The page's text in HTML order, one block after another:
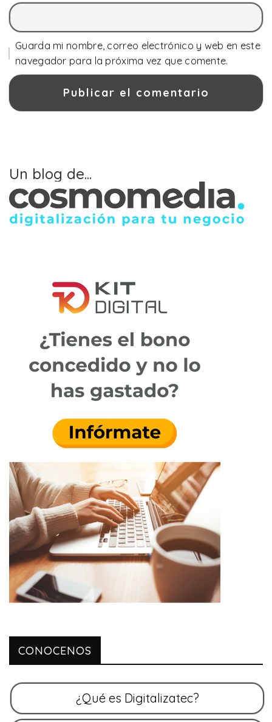
Guarda mi nombre, correo electrónico y web en este
navegador para la próxima vez que comente.
Un blog de...
CONOCENOS